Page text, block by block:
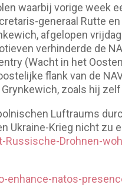
waarbij vorige week
generaal Rutte
afgelopen
verhinderde de
(Wacht in het
flank van de
zoals hij
Luftraums
Ukraine-Krieg nicht zu
Drohnen-
natos-